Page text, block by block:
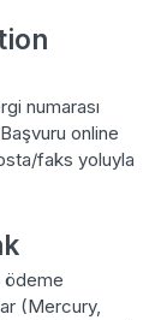
numarası
online
faks yoluyla
ödeme
(Mercury,